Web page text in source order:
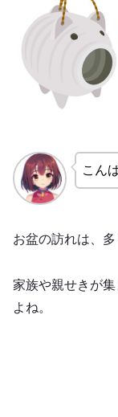
こん
お盆の訪れは、
家族や親せきが
よね。